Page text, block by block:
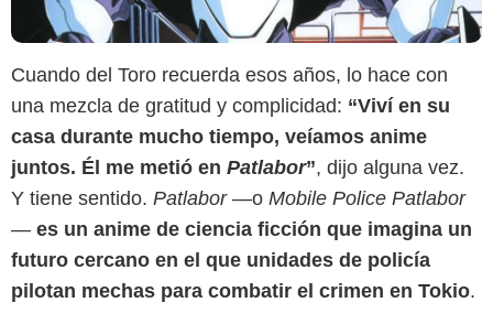
Cuando del Toro recuerda esos años, lo hace con
una mezcla de gratitud y complicidad: “Viví en su
casa durante mucho tiempo, veíamos anime
juntos. Él me metió en Patlabor”, dijo alguna vez.
Y tiene sentido. Patlabor—o Mobile Police Patlabor
— es un anime de ciencia ficción que imagina un
futuro cercano en el que unidades de policía
pilotan mechas para combatir el crimen en Tokio.